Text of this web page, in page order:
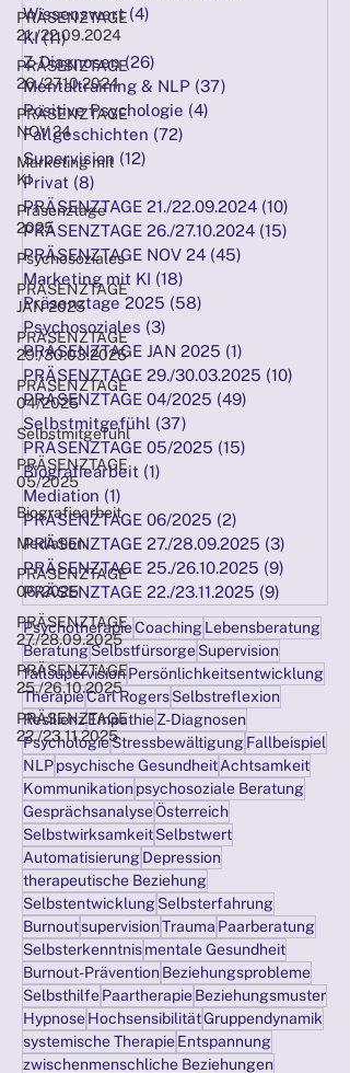
PRÄSENZTAGE
21./22.09.2024
PRÄSENZTAGE
26./27.10.2024
PRÄSENZTAGE
NOV 24
Marketing mit
KI
Präsenztage
2025
Psychosoziales
PRÄSENZTAGE
JAN 2025
PRÄSENZTAGE
29./30.03.2025
PRÄSENZTAGE
04/2025
Selbstmitgefühl
PRÄSENZTAGE
05/2025
Biografiearbeit
Mediation
PRÄSENZTAGE
06/2025
PRÄSENZTAGE
27./28.09.2025
PRÄSENZTAGE
25./26.10.2025
PRÄSENZTAGE
22./23.11.2025
Wissenswert (4)
KI (11)11 Beiträge
Z-Diagnosen (26)
Mentaltraining & NLP (37)
Positive Psychologie (4)
Fallgeschichten (72)
Supervision (12)
Privat (8)
PRÄSENZTAGE 21./22.09.2024 (10)
PRÄSENZTAGE 26./27.10.2024 (15)
PRÄSENZTAGE NOV 24 (45)
Marketing mit KI (18)
Präsenztage 2025 (58)
Psychosoziales (3)
PRÄSENZTAGE JAN 2025 (1)
PRÄSENZTAGE 29./30.03.2025 (10)
PRÄSENZTAGE 04/2025 (49)
Selbstmitgefühl (37)
PRÄSENZTAGE 05/2025 (15)
Biografiearbeit (1)
Mediation (1)
PRÄSENZTAGE 06/2025 (2)
PRÄSENZTAGE 27./28.09.2025 (3)
PRÄSENZTAGE 25./26.10.2025 (9)
PRÄSENZTAGE 22./23.11.2025 (9)
PsychotherapieCoaching Lebensberatung
BeratungSelbstfürsorgeSupervision
fallsupervisionPersönlichkeitsentwicklung
TherapieCarl RogersSelbstreflexion
ResilienzEmpathieZ-Diagnosen
PsychologieStressbewältigung Fallbeispiel
NLPpsychische GesundheitAchtsamkeit
Kommunikationpsychosoziale Beratung
GesprächsanalyseÖsterreich
SelbstwirksamkeitSelbstwert
Automatisierung Depression
therapeutische Beziehung
Selbstentwicklung Selbsterfahrung
BurnoutsupervisionTrauma Paarberatung
Selbsterkenntnismentale Gesundheit
Burnout-PräventionBeziehungsprobleme
SelbsthilfePaartherapieBeziehungsmuster
HypnoseHochsensibilitätGruppendynamik
systemische TherapieEntspannung
zwischenmenschliche Beziehungen